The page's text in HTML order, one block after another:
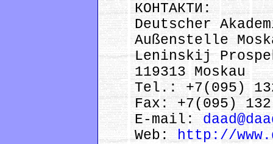
КОНТАКТИ:
Deutscher
Außenstelle
Leninskij
119313 Moskau
Tel.: +7(095) 132
Fax: +7(095) 132
E-mail:
Web: http://